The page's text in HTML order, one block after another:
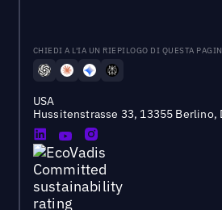
CHIEDI A L'IA UN RIEPILOGO DI QUESTA
USA
Hussitenstrasse 33, 13355 Berlino,